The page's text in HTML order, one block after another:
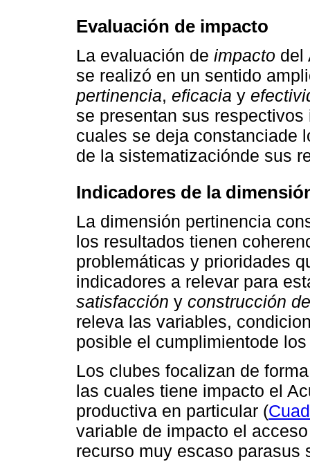
Evaluación de impacto
La evaluación de impacto del
se realizó en un sentido
pertinencia, eficacia y
se presentan sus
cuales se deja constanciade
de la sistematizaciónde sus
Indicadores de la
La dimensión pertinencia
los resultados tienen
problemáticas y prioridades
indicadores a relevar para
satisfacción y construcción
releva las variables,
posible el cumplimientode
Los clubes focalizan de
las cuales tiene impacto el
productiva en particular (
variable de impacto el
recurso muy escaso